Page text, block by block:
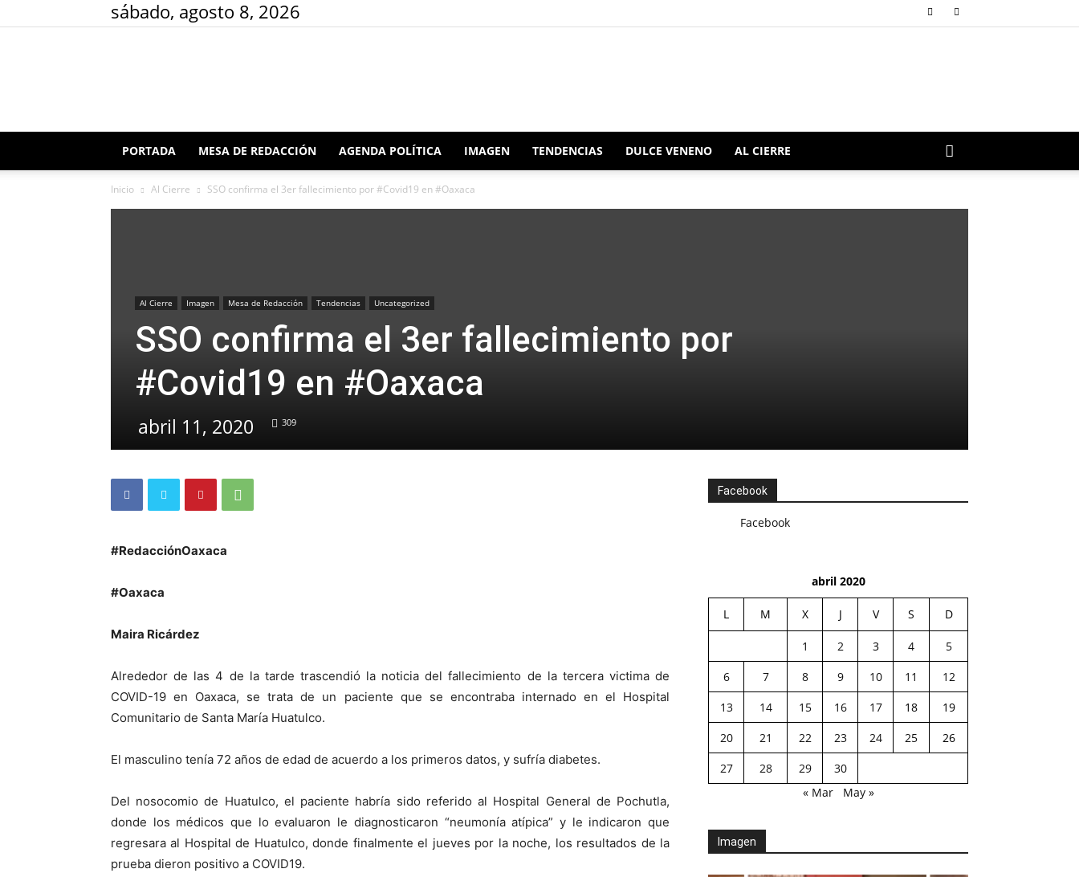
sábado, agosto 8, 2026
Redacción
PORTADA MESA DE REDACCIÓN AGENDA POLÍTICA IMAGEN TENDENCIAS DULCE VENENO AL CIERRE
Inicio Al Cierre SSO confirma el 3er fallecimiento por #Covid19 en #Oaxaca
Al Cierre Imagen Mesa de Redacción Tendencias Uncategorized
SSO confirma el 3er fallecimiento por
#Covid19 en #Oaxaca
abril 11, 2020 309
#RedacciónOaxaca
#Oaxaca
Maira Ricárdez
Alrededor de las 4 de la tarde trascendió la noticia del fallecimiento de la tercera victima de
COVID-19 en Oaxaca, se trata de un paciente que se encontraba internado en el Hospital
Comunitario de Santa María Huatulco.
El masculino tenía 72 años de edad de acuerdo a los primeros datos, y sufría diabetes.
Del nosocomio de Huatulco, el paciente habría sido referido al Hospital General de Pochutla,
donde los médicos que lo evaluaron le diagnosticaron “neumonía atípica” y le indicaron que
regresara al Hospital de Huatulco, donde finalmente el jueves por la noche, los resultados de la
prueba dieron positivo a COVID19.
Facebook
Facebook
abril 2020
L M X J V S D
1 2 3 4
5
6
7 8 9 10 11
12
13
14 15 16 17 18
19
20
21 22 23 24 25
26
27
28 29
30
« Mar
May »
Imagen